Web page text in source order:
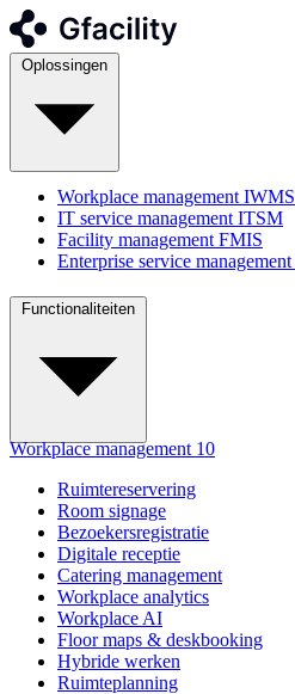
Workplace management IWMS
IT service management ITSM
Facility management FMIS
Enterprise service management
Workplace management 10
Ruimtereservering
Room signage
Bezoekersregistratie
Digitale receptie
Catering management
Workplace analytics
Workplace AI
Floor maps & deskbooking
Hybride werken
Ruimteplanning